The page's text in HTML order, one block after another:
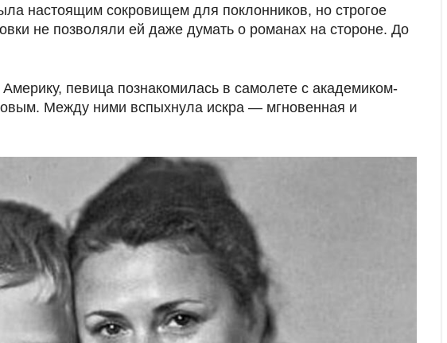
настоящим сокровищем для поклонников, но строгое
не позволяли ей даже думать о романах на стороне. До
певица познакомилась в самолете с академиком-
Между ними вспыхнула искра — мгновенная и